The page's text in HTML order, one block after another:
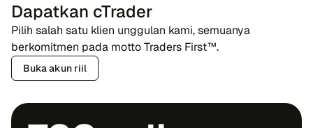
Dapatkan cTrader
Pilih salah satu klien unggulan kami, semuanya
berkomitmen pada motto Traders First™.
Buka akun riil